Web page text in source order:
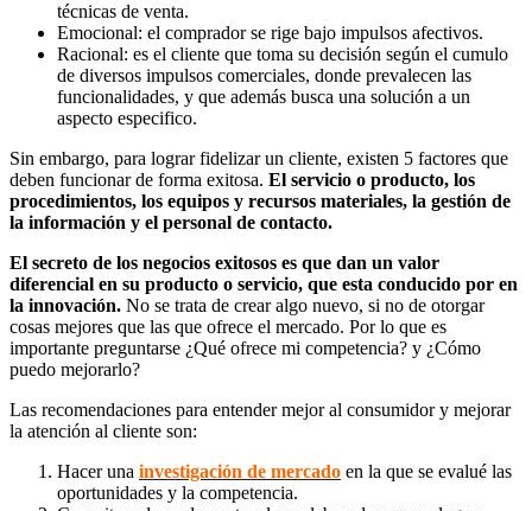
técnicas de venta.
Emocional: el comprador se rige bajo impulsos afectivos.
Racional: es el cliente que toma su decisión según el cumulo
de diversos impulsos comerciales, donde prevalecen las
funcionalidades, y que además busca una solución a un
aspecto especifico.
Sin embargo, para lograr fidelizar un cliente, existen 5 factores que
deben funcionar de forma exitosa. El servicio o producto, los
procedimientos, los equipos y recursos materiales, la gestión de
la información y el personal de contacto.
El secreto de los negocios exitosos es que dan un valor
diferencial en su producto o servicio, que esta conducido por en
la innovación. No se trata de crear algo nuevo, si no de otorgar
cosas mejores que las que ofrece el mercado. Por lo que es
importante preguntarse ¿Qué ofrece mi competencia? y ¿Cómo
puedo mejorarlo?
Las recomendaciones para entender mejor al consumidor y mejorar
la atención al cliente son:
Hacer una investigación de mercado en la que se evalué las
oportunidades y la competencia.